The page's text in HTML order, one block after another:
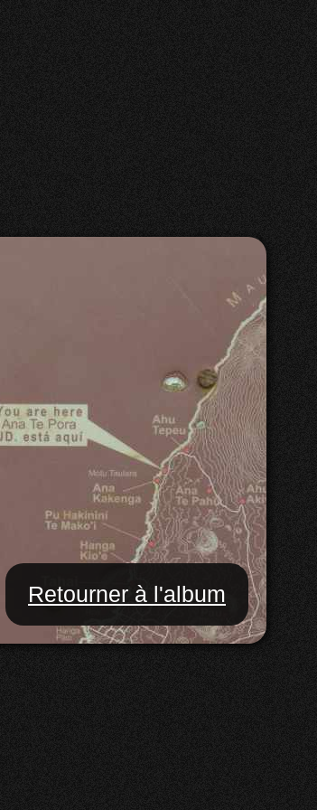
Retourner à l'album